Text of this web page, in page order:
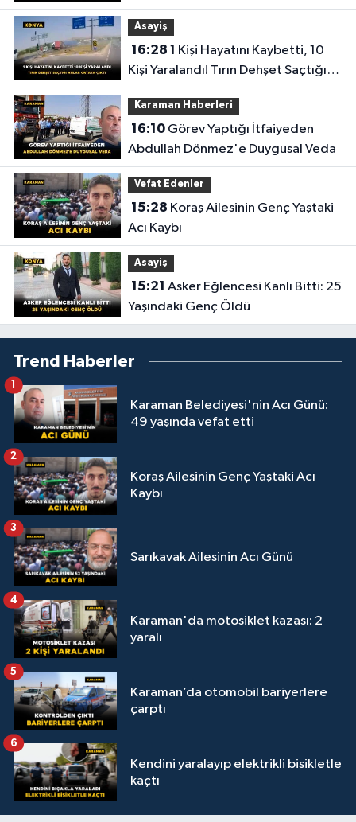
Asayiş
16:28
Kişi Yaralandı! Tırın Dehşet Saçtığı
Anlar Ortaya Çıktı
Karaman Haberleri
16:10Görev Yaptığı İtfaiyeden
Abdullah Dönmez'e Duygusal Veda
Vefat Edenler
15:28
Acı Kaybı
Asayiş
15:21
Yaşındaki Genç Öldü
Trend Haberler
Karaman Belediyesi'nin Acı Günü:
49 yaşında vefat etti
1
Koraş Ailesinin Genç Yaştaki Acı
Kaybı
2
Sarıkavak Ailesinin Acı Günü
3
Karaman'da motosiklet kazası: 2
yaralı
4
Karaman’da otomobil bariyerlere
çarptı
5
Kendini yaralayıp elektrikli bisikletle
kaçtı
6